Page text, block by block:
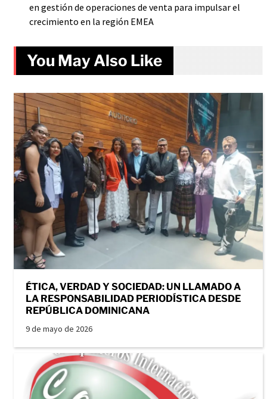
en gestión de operaciones de venta para impulsar el
crecimiento en la región EMEA
You May Also Like
ÉTICA, VERDAD Y SOCIEDAD: UN LLAMADO A
LA RESPONSABILIDAD PERIODÍSTICA DESDE
REPÚBLICA DOMINICANA
9 de mayo de 2026